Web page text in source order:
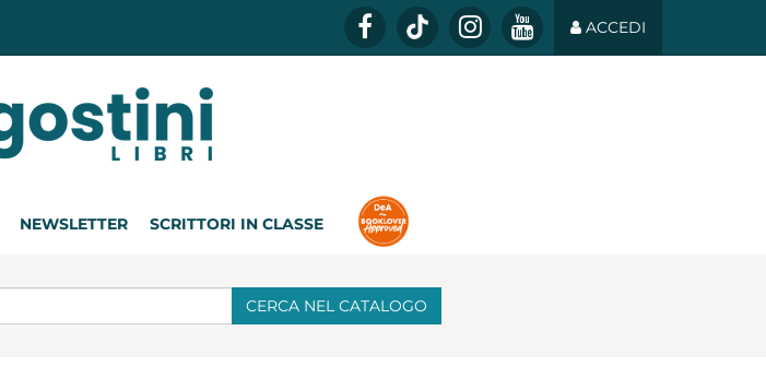
ACCEDI
NEWSLETTER SCRITTORI IN CLASSE
CERCA NEL CATALOGO